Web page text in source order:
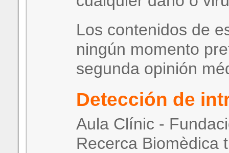
Los contenidos de
ningún momento
segunda opinión
Detección de
Aula Clínic -
Recerca Biomèdica